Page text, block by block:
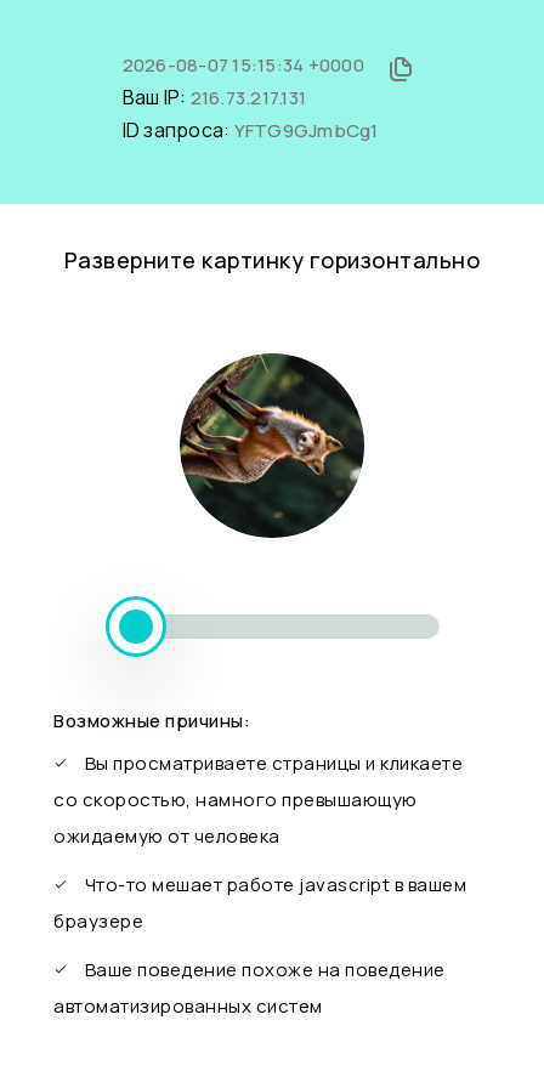
2026-08-07 15:15:34 +0000
Ваш IP: 216.73.217.131
ID запроса: YFTG9GJmbCg1
Разверните картинку горизонтально
Возможные причины:
Вы просматриваете страницы и кликаете
со скоростью, намного превышающую
ожидаемую от человека
Что-то мешает работе javascript в вашем
браузере
Ваше поведение похоже на поведение
автоматизированных систем